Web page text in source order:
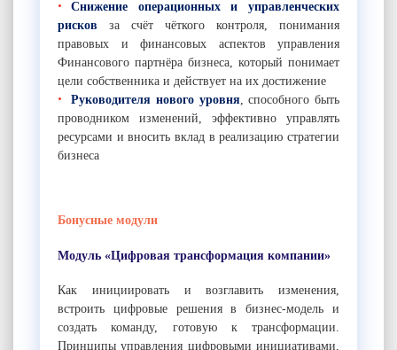
Снижение операционных и управленческих
рисков
за счёт чёткого контроля, понимания
правовых и финансовых аспектов управления
Финансового партнёра бизнеса, который понимает
цели собственника и действует на их достижение
Руководителя нового уровня, способного быть
проводником изменений, эффективно управлять
ресурсами и вносить вклад в реализацию стратегии
бизнеса
Бонусные модули
Модуль «Цифровая трансформация компании»
Как инициировать и возглавить изменения,
встроить цифровые решения в бизнес-модель и
создать команду, готовую к трансформации.
Принципы управления цифровыми инициативами,